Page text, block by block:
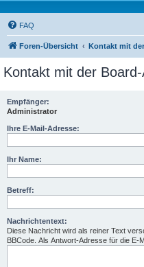
FAQ
Foren-Übersicht Kontakt mit
Kontakt mit der
Empfänger:
Administrator
Ihre E-Mail-Adresse:
Ihr Name:
Betreff:
Nachrichtentext:
Diese Nachricht wird als reiner Text
BBCode. Als Antwort-Adresse für die E-